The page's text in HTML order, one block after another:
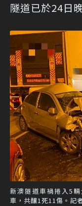
隧道已於24日
新澳隧道車禍捲入5
車，共釀1死11傷。記